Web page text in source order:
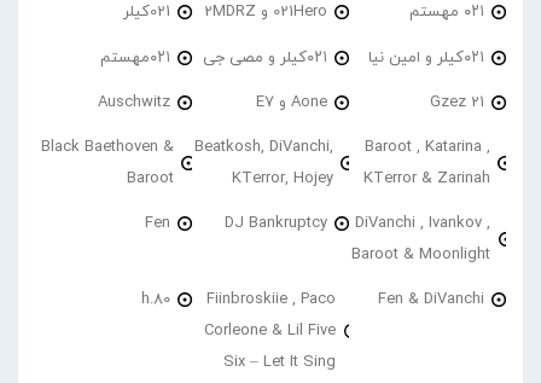
۰۲۱ مهستم 021Hero و 2MDRZ 021کیلر
۰۲۱کیلر و امین نیا ۰۲۱کیلر و مصی جی ۰۲۱مهستم
21 Gzez Aone و E7 Auschwitz
Baroot , Katarina ,
KTerror & Zarinah
Beatkosh, DiVanchi,
KTerror, Hojey
Black Baethoven &
Baroot
DiVanchi , Ivankov ,
Baroot & Moonlight
DJ Bankruptcy
Fen
Fen & DiVanchi
Fiinbroskiie , Paco
Corleone & Lil Five
Six – Let It Sing
h.80